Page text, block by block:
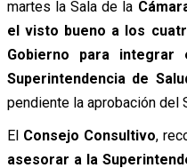
martes la Sala de la
el visto bueno a los
Gobierno para integrar
Superintendencia de
pendiente la aprobación del
El Consejo Consultivo,
asesorar a la